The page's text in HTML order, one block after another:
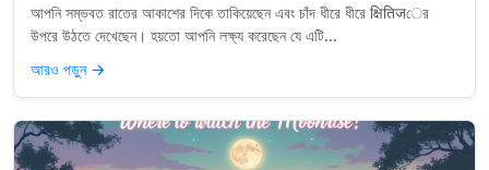
আপনি সম্ভবত রাতের আকাশের দিকে তাকিয়েছেন এবং চাঁদ ধীরে ধীরে क्षितिजের
উপরে উঠতে দেখেছেন। হয়তো আপনি লক্ষ্য করেছেন যে এটি...
আরও পড়ুন →